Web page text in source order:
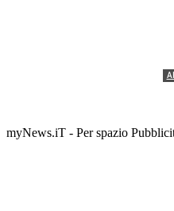
myNews.iT - Per spazio